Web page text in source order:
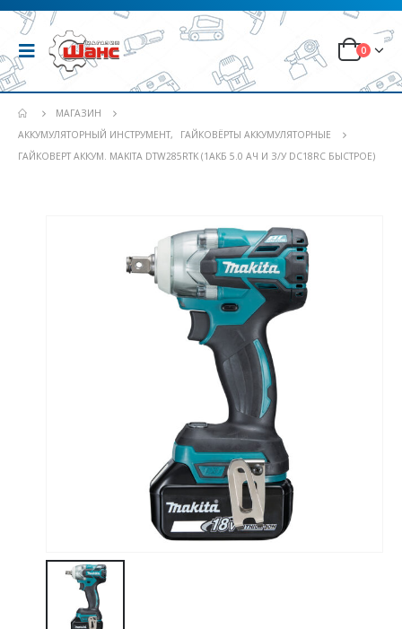
0
МАГАЗИН
АККУМУЛЯТОРНЫЙ ИНСТРУМЕНТ,
ГАЙКОВЁРТЫ АККУМУЛЯТОРНЫЕ
ГАЙКОВЕРТ АККУМ. MAKITA DTW285RTK (1АКБ 5.0 АЧ И З/У DC18RC БЫСТРОЕ)